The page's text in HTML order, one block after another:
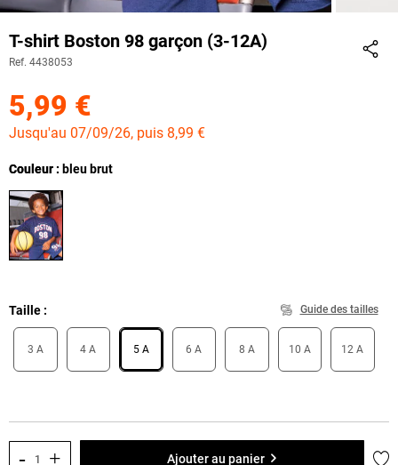
T-shirt Boston 98 garçon (3-12A)
Ref. 4438053
5,99 €
Jusqu'au 07/09/26, puis 8,99 €
Couleur
Couleur : bleu brut
Taille Guide des tailles
3 A 4 A 5 A 6 A 8 A 10 A 12 A
- + Ajouter au panier